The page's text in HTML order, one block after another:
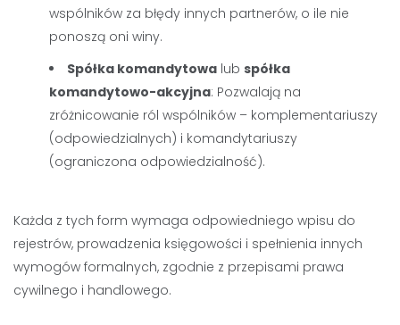
wspólników za błędy innych partnerów, o ile nie
ponoszą oni winy.
Spółka komandytowa lub spółka
komandytowo-akcyjna: Pozwalają na
zróżnicowanie ról wspólników – komplementariuszy
(odpowiedzialnych) i komandytariuszy
(ograniczona odpowiedzialność).
Każda z tych form wymaga odpowiedniego wpisu do
rejestrów, prowadzenia księgowości i spełnienia innych
wymogów formalnych, zgodnie z przepisami prawa
cywilnego i handlowego.